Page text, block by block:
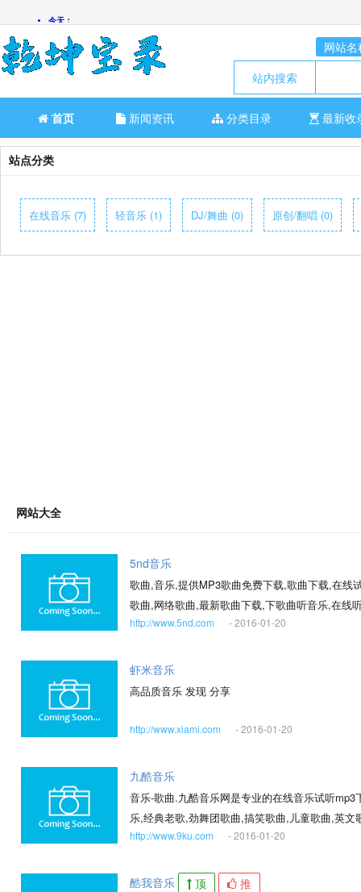
网站名
站内搜索
首页 新闻资讯 分类目录 最新收
站点分类
在线音乐 (7) 轻音乐 (1) DJ/舞曲 (0) 原创/翻唱 (0)
网站大全
5nd音乐
歌曲,音乐,提供MP3歌曲免费下载,歌曲下载,在线
歌曲,网络歌曲,最新歌曲下载,下歌曲听音乐,在线
http://www.5nd.com - 2016-01-20
虾米音乐
高品质音乐 发现 分享
http://www.xiami.com - 2016-01-20
九酷音乐
音乐-歌曲.九酷音乐网是专业的在线音乐试听
乐,经典老歌,劲舞团歌曲,搞笑歌曲,儿童歌曲,英
http://www.9ku.com - 2016-01-20
酷我音乐 顶 推